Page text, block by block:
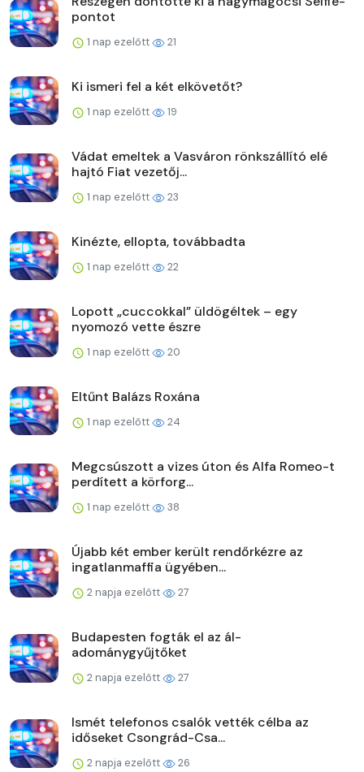
pontot
1 nap ezelőtt 21
Ki ismeri fel a két elkövetőt?
1 nap ezelőtt 19
Vádat emeltek a Vasváron rönkszállító elé
hajtó Fiat vezetőj...
1 nap ezelőtt 23
Kinézte, ellopta, továbbadta
1 nap ezelőtt 22
Lopott „cuccokkal” üldögéltek – egy
nyomozó vette észre
1 nap ezelőtt 20
Eltűnt Balázs Roxána
1 nap ezelőtt 24
Megcsúszott a vizes úton és Alfa Romeo-t
perdített a körforg...
1 nap ezelőtt 38
Újabb két ember került rendőrkézre az
ingatlanmaffia ügyében...
2 napja ezelőtt 27
Budapesten fogták el az ál-
adománygyűjtőket
2 napja ezelőtt 27
Ismét telefonos csalók vették célba az
időseket Csongrád-Csa...
2 napja ezelőtt 26